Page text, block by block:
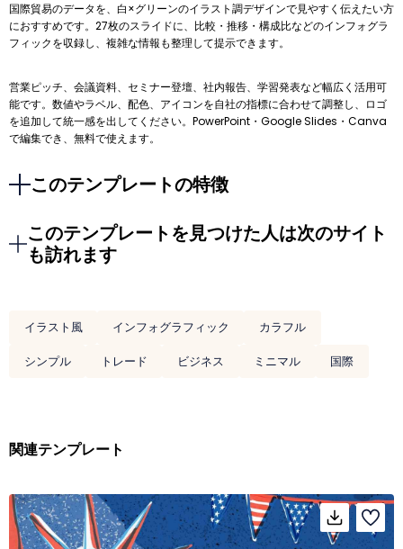
国際貿易のデータを、白×グリーンのイラスト調デザインで見やすく伝えたい方
におすすめです。27枚のスライドに、比較・推移・構成比などのインフォグラ
フィックを収録し、複雑な情報も整理して提示できます。
営業ピッチ、会議資料、セミナー登壇、社内報告、学習発表など幅広く活用可
能です。数値やラベル、配色、アイコンを自社の指標に合わせて調整し、ロゴ
を追加して統一感を出してください。PowerPoint・Google Slides・Canva
で編集でき、無料で使えます。
このテンプレートの特徴
このテンプレートを見つけた人は次のサイト
も訪れます
イラスト風 インフォグラフィック
カラフル
シンプル
トレード ビジネス ミニマル 国際
関連テンプレート